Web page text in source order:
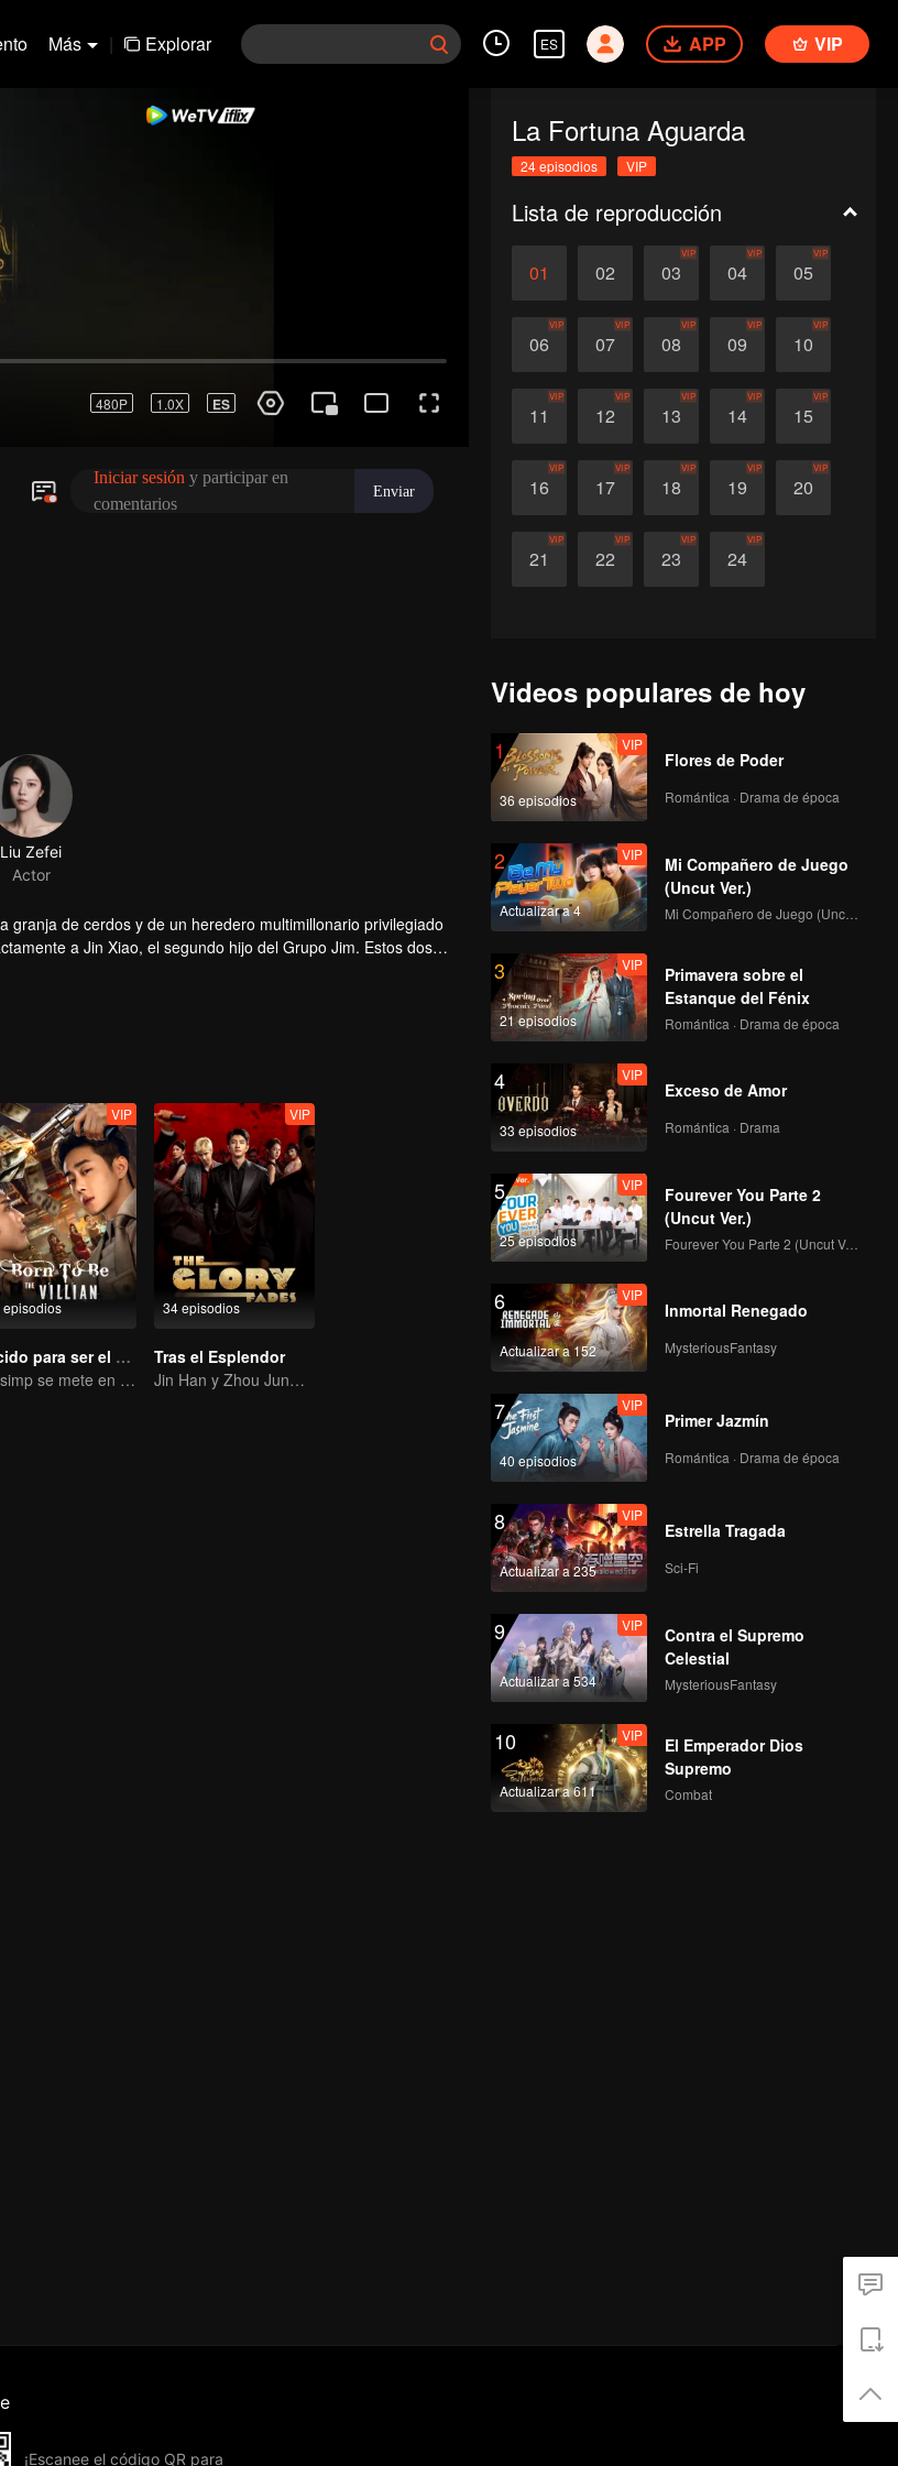
Más | Explorar ES APP VIP
La Fortuna Aguarda
24 episodios VIP
Lista de reproducción
01 02 03
VIP
04
VIP
05
VIP
06
VIP
07
VIP
08
VIP
09
VIP
10
VIP
11
VIP
12
VIP
13
VIP
14
VIP
15
VIP
16
VIP
17
VIP
18
VIP
19
VIP
20
VIP
21
VIP
22
VIP
23
VIP
24
VIP
de cerdos y de un heredero multimillonario privilegiado
a Jin Xiao, el segundo hijo del Grupo Jim. Estos dos
al heredero multimillonario a administrar la granja de cerdos,
episodios
VIP
Nacido para ser el villano
Un simp se mete en un libro… y las bellezas toman la iniciativa.
34 episodios
VIP
Tras el Esplendor
Jin Han y Zhou Junwei: Los hermanos de élite se lanzan a la aventura.
Videos populares de hoy
1
36 episodios
VIP
Flores de Poder
Romántica · Drama de época
2
Actualizar a 4
VIP
Mi Compañero de Juego
(Uncut Ver.)
Mi Compañero de Juego (Uncut Ver.)
3
21 episodios
VIP
Primavera sobre el
Estanque del Fénix
Romántica · Drama de época
4
33 episodios
VIP
Exceso de Amor
Romántica · Drama
5
25 episodios
VIP
Fourever You Parte 2
(Uncut Ver.)
Fourever You Parte 2 (Uncut Ver.)
6
Actualizar a 152
VIP
Inmortal Renegado
MysteriousFantasy
7
40 episodios
VIP
Primer Jazmín
Romántica · Drama de época
8
Actualizar a 235
VIP
Estrella Tragada
Sci-Fi
9
Actualizar a 534
VIP
Contra el Supremo
Celestial
MysteriousFantasy
10
Actualizar a 611
VIP
El Emperador Dios
Supremo
Combat
¡Escanee el código QR para